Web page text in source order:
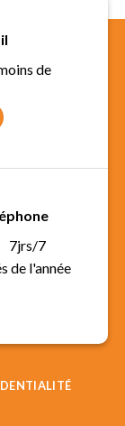
de
7jrs/7
de l'année